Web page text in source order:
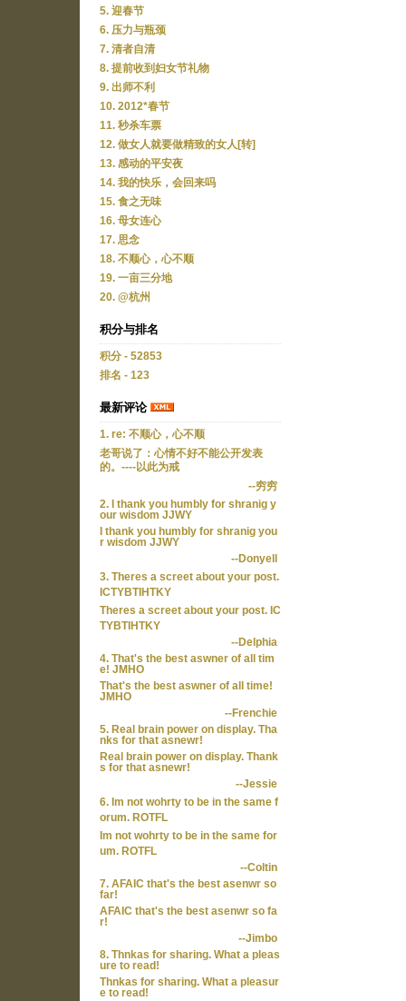
5. 迎春节
6. 压力与瓶颈
7. 清者自清
8. 提前收到妇女节礼物
9. 出师不利
10. 2012*春节
11. 秒杀车票
12. 做女人就要做精致的女人[转]
13. 感动的平安夜
14. 我的快乐，会回来吗
15. 食之无味
16. 母女连心
17. 思念
18. 不顺心，心不顺
19. 一亩三分地
20. @杭州
积分与排名
积分 - 52853
排名 - 123
最新评论
1. re: 不顺心，心不顺
老哥说了：心情不好不能公开发表
的。----以此为戒
--穷穷
2. I thank you humbly for shranig y
our wisdom JJWY
I thank you humbly for shranig you
r wisdom JJWY
--Donyell
3. Theres a screet about your post.
ICTYBTIHTKY
Theres a screet about your post. IC
TYBTIHTKY
--Delphia
4. That's the best aswner of all tim
e! JMHO
That's the best aswner of all time!
JMHO
--Frenchie
5. Real brain power on display. Tha
nks for that asnewr!
Real brain power on display. Thank
s for that asnewr!
--Jessie
6. Im not wohrty to be in the same f
orum. ROTFL
Im not wohrty to be in the same for
um. ROTFL
--Coltin
7. AFAIC that's the best asenwr so
far!
AFAIC that's the best asenwr so fa
r!
--Jimbo
8. Thnkas for sharing. What a pleas
ure to read!
Thnkas for sharing. What a pleasur
e to read!